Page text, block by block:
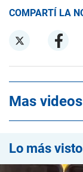
COMPARTÍ LA
Mas videos
Lo más visto